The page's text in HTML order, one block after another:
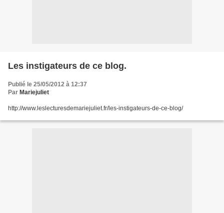
Les instigateurs de ce blog.
Publié le 25/05/2012 à 12:37
Par Mariejuliet
http://www.leslecturesdemariejuliet.fr/les-instigateurs-de-ce-blog/